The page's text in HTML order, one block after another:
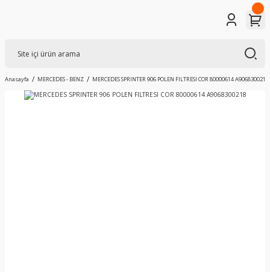
Anasayfa MERCEDES - BENZ MERCEDES SPRINTER 906 POLEN FILTRESI COR 80000614 A9068300218